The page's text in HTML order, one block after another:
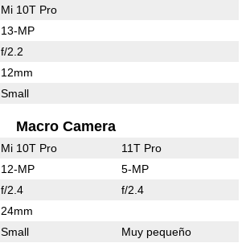
Mi 10T Pro
13-MP
f/2.2
12mm
Small
Macro Camera
Mi 10T Pro 11T Pro
12-MP 5-MP
f/2.4 f/2.4
24mm
Small Muy pequeño